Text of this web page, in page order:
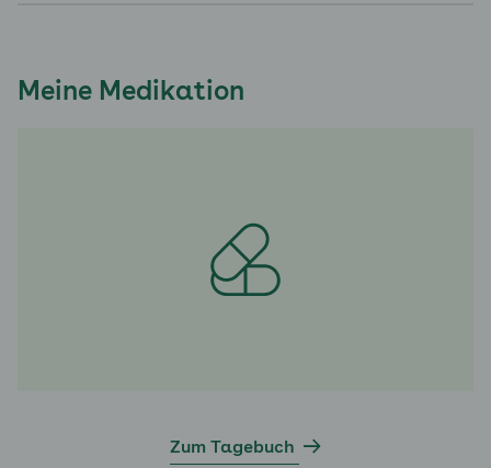
Meine Medikation
Zum Tagebuch